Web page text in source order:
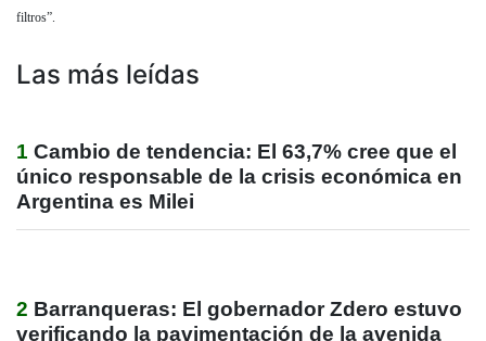
filtros”.
Las más leídas
1 Cambio de tendencia: El 63,7% cree que el
único responsable de la crisis económica en
Argentina es Milei
2 Barranqueras: El gobernador Zdero estuvo
verificando la pavimentación de la avenida